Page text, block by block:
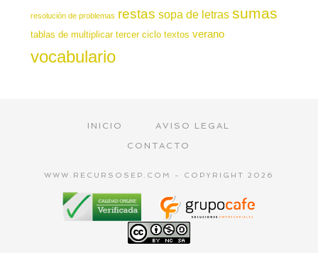
resolución de problemas restas sopa de letras sumas
tablas de multiplicar tercer ciclo textos verano
vocabulario
INICIO
AVISO LEGAL
CONTACTO
WWW.RECURSOSEP.COM - COPYRIGHT 2026